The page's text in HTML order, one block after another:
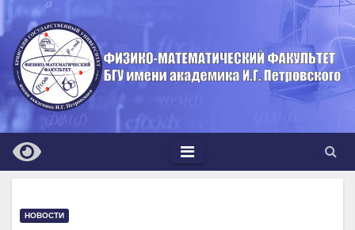
Перейти
к
содержимому
НОВОСТИ